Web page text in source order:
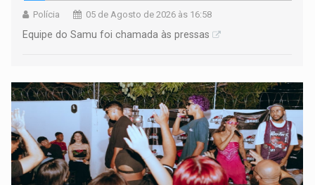
Polícia 05 de Agosto de 2026 às 16:58
Equipe do Samu foi chamada às pressas